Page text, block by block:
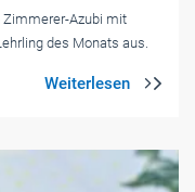
Zimmerer-Azubi mit
des Monats aus.